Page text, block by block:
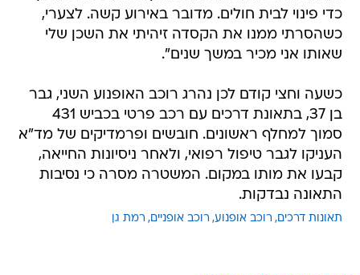
כדי פינוי לבית חולים. מדובר באירוע קשה. לצערי,
כשהסרתי ממנו את הקסדה זיהיתי את השכן שלי
שאותו אני מכיר במשך שנים".
כשעה וחצי קודם לכן נהרג רוכב האופנוע השני, גבר
בן 37, בתאונת דרכים עם רכב פרטי בכביש 431
סמוך למחלף ראשונים. חובשים ופרמדיקים של מד"א
העניקו לגבר טיפול רפואי, ולאחר ניסיונות החייאה,
קבעו את מותו במקום. המשטרה מסרה כי נסיבות
התאונה נבדקות.
תאונות דרכים רוכב אופנוע רוכב אופניים רמת גן